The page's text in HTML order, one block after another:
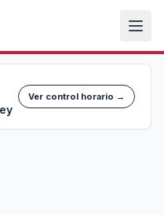
Ver control horario →